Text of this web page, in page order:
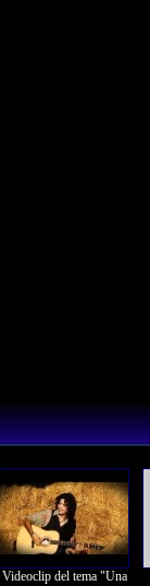
Videoclip del tema "Una